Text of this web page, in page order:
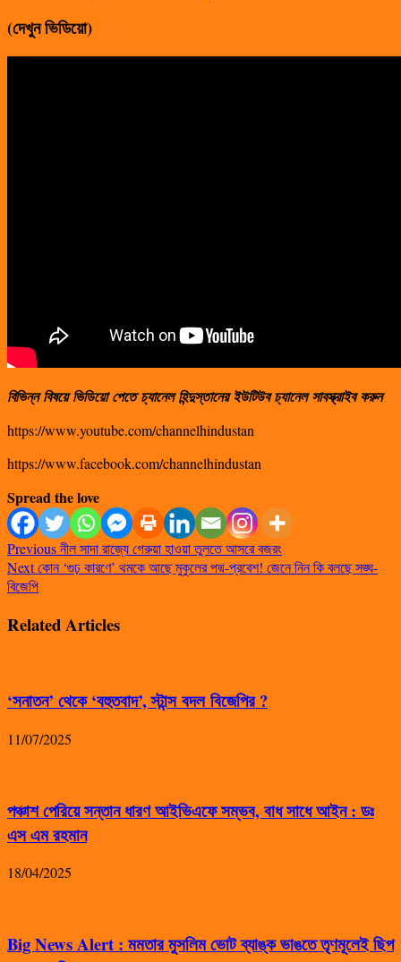
(দেখুন ভিডিয়ো)
বিভিন্ন বিষয়ে ভিডিয়ো পেতে চ্যানেল হিন্দুস্তানের ইউটিউব চ্যানেল সাবস্ক্রাইব করুন
https://www.youtube.com/channelhindustan
https://www.facebook.com/channelhindustan
Spread the love
Previousনীল সাদা রাজ্যে গেরুয়া হাওয়া তুলতে আসরে বজরং
Nextকোন ‘গুঢ় কারণে’ থমকে আছে মুকুলের পদ্ম-প্রবেশ! জেনে নিন কি বলছে সঙ্ঘ-
বিজেপি
Related Articles
‘সনাতন’ থেকে ‘বহুতবাদ’, স্টান্স বদল বিজেপির ?
11/07/2025
পঞ্চাশ পেরিয়ে সন্তান ধারণ আইভিএফে সম্ভব, বাধ সাধে আইন : ডঃ
এস এম রহমান
18/04/2025
Big News Alert : মমতার মুসলিম ভোট ব্যাঙ্ক ভাঙতে তৃণমূলেই ছিপ